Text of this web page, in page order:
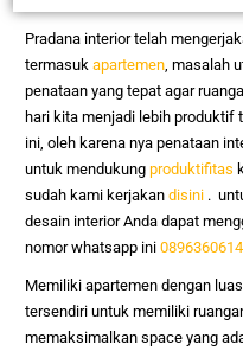
Pradana interior telah
termasukapartemen , masalah
penataan yang tepat agar
hari kita menjadi lebih produktif
ini, oleh karena nya penataan
untuk mendukungproduktifitas
sudah kami kerjakandisini .
desain interior Anda dapat
nomor whatsapp ini
Memiliki apartemen dengan
tersendiri untuk memiliki
memaksimalkan space yang